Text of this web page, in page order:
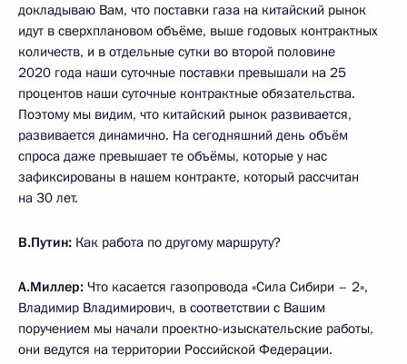
докладываю Вам, что поставки газа на китайский рынок
идут в сверхплановом объёме, выше годовых контрактных
количеств, и в отдельные сутки во второй половине
2020 года наши суточные поставки превышали на 25
процентов наши суточные контрактные обязательства.
Поэтому мы видим, что китайский рынок развивается,
развивается динамично. На сегодняшний день объём
спроса даже превышает те объёмы, которые у нас
зафиксированы в нашем контракте, который рассчитан
на 30 лет.
В.Путин: Как работа по другому маршруту?
А.Миллер: Что касается газопровода «Сила Сибири – 2»,
Владимир Владимирович, в соответствии с Вашим
поручением мы начали проектно-изыскательские работы,
они ведутся на территории Российской Федерации.